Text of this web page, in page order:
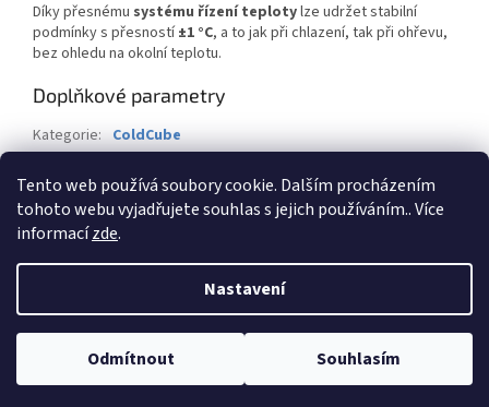
Tento web používá soubory cookie. Dalším procházením
tohoto webu vyjadřujete souhlas s jejich používáním.. Více
informacízde.
Nastavení
Odmítnout Souhlasím
Díky přesnému systému řízení teplotylze udržet stabilní
podmínky s přesností±1 °C, a to jak při chlazení, tak při ohřevu,
bez ohledu na okolní teplotu.
Doplňkové parametry
Kategorie: ColdCube
Hmotnost
157 kg
Vytvořil Shoptet
Copyright 2026BTK-Servis CZ s.r.o. . Všechna práva vyhrazena.